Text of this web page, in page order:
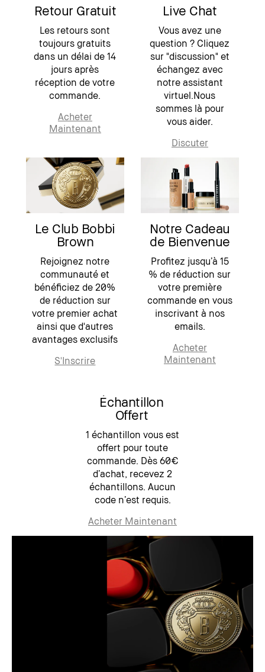
Retour Gratuit
Les retours sont
toujours gratuits
dans un délai de 14
jours après
réception de votre
commande.
Acheter
Maintenant
Live Chat
Vous avez une
question ? Cliquez
sur "discussion" et
échangez avec
notre assistant
virtuel.Nous
sommes là pour
vous aider.
Discuter
Le Club Bobbi
Brown
Rejoignez notre
communauté et
bénéficiez de 20%
de réduction sur
votre premier achat
ainsi que d'autres
avantages exclusifs
S'Inscrire
Notre Cadeau
de Bienvenue
Profitez jusqu’à 15
% de réduction sur
votre première
commande en vous
inscrivant à nos
emails.
Acheter
Maintenant
Échantillon
Offert
1 échantillon vous est
offert pour toute
commande. Dès 60€
d’achat, recevez 2
échantillons. Aucun
code n’est requis.
Acheter Maintenant